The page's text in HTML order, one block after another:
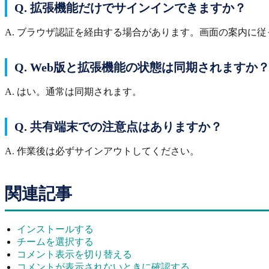
Q. 拡張機能だけでサインインできますか？
A. ブラウザ認証を経由する場合があります。画面の案内に従
Q. Web版と拡張機能の状態は同期されますか？
A. はい。通常は同期されます。
Q. 共有端末での注意点はありますか？
A. 作業後は必ずサインアウトしてください。
関連記事
インストールする
チームを選択する
コメント表示を切り替える
コメントが表示されないときに確認する